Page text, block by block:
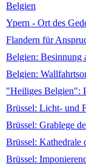
Belgien
Ypern - Ort des
Flandern für
Belgien: Besinnung
Belgien:
"Heiliges Belgien":
Brüssel: Licht- und
Brüssel: Grablege
Brüssel: Kathedrale
Brüssel: